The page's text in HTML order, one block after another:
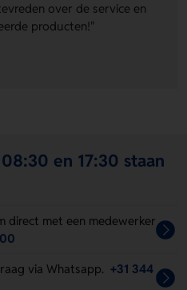
over de service en
producten!"
en 17:30 staan
direct met een medewerker
via Whatsapp. +31 344